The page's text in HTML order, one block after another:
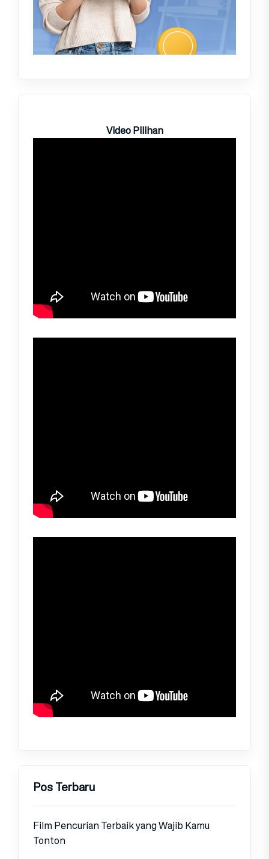
Video Pilihan
Pos Terbaru
Film Pencurian Terbaik yang Wajib Kamu
Tonton